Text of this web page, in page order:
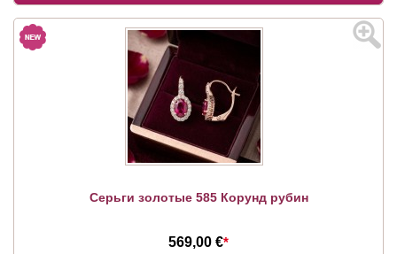
Серьги золотые 585 Корунд рубин
569,00 €*